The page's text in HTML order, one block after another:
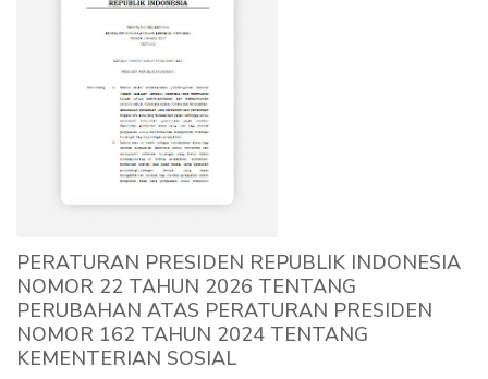
PERATURAN PRESIDEN REPUBLIK INDONESIA
NOMOR 22 TAHUN 2026 TENTANG
PERUBAHAN ATAS PERATURAN PRESIDEN
NOMOR 162 TAHUN 2024 TENTANG
KEMENTERIAN SOSIAL